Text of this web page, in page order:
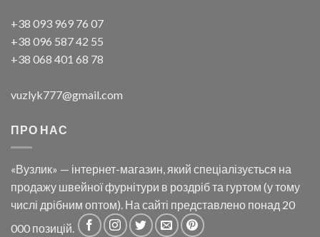
+38 093 969 76 07
+38 096 587 42 55
+38 068 401 68 78
vuzlyk777@gmail.com
ПРО НАС
«Вузлик» — інтернет-магазин, який спеціалізується на
продажу швейної фурнітури в роздріб та гуртом (у тому
числі дрібним оптом). На сайті представлено понад 20
000 позицій.